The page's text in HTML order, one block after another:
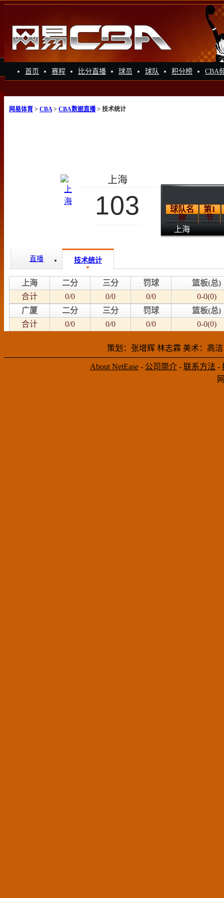
首页 赛程 比分直播 球员 球队 积分榜 CBA
网易体育 > CBA> CBA数据直播> 技术统计
上海
103
球队名
称
第1
节
上海
直播 技术统计
上海 二分 三分 罚球
篮板(总)
合计
0/0 0/0 0/0
0-0(0)
广厦
二分 三分 罚球
篮板(总)
合计
0/0 0/0 0/0 0-0(0)
策划：张增辉 林志霖 美术：高
About NetEase - 公司简介 - 联系方法 -